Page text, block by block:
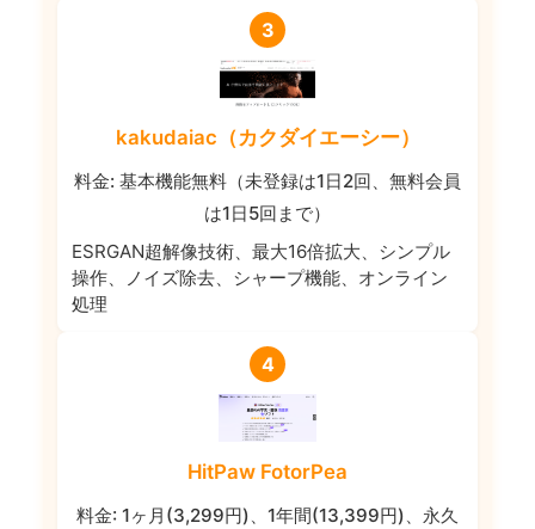
3
kakudaiac（カクダイエーシー）
料金: 基本機能無料（未登録は1日2回、無料会員
は1日5回まで）
ESRGAN超解像技術、最大16倍拡大、シンプル
操作、ノイズ除去、シャープ機能、オンライン
処理
4
HitPaw FotorPea
料金: 1ヶ月(3,299円)、1年間(13,399円)、永久